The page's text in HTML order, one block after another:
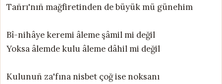
Tañrı'nıñ mağfiretinden de büyük mü günehim
Bî-nihâye keremi âleme şâmil mi değil
Yoksa âlemde kulu âleme dâhil mi değil
Kulunuñ za'fına nisbet çoğ ise noksanı